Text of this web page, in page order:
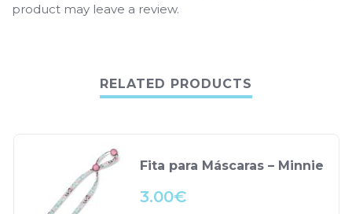
product may leave a review.
RELATED PRODUCTS
Fita para Máscaras – Minnie
3.00€